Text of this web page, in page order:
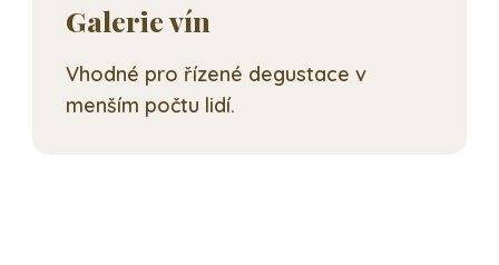
Galerie vín
Vhodné pro řízené degustace v
menším počtu lidí.